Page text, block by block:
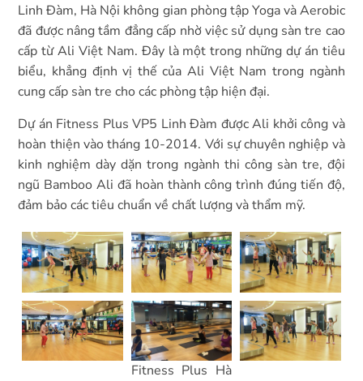
Linh Đàm, Hà Nội không gian phòng tập Yoga và Aerobic
đã được nâng tầm đẳng cấp nhờ việc sử dụng sàn tre cao
cấp từ Ali Việt Nam. Đây là một trong những dự án tiêu
biểu, khẳng định vị thế của Ali Việt Nam trong ngành
cung cấp sàn tre cho các phòng tập hiện đại.
Dự án Fitness Plus VP5 Linh Đàm được Ali khởi công và
hoàn thiện vào tháng 10-2014. Với sự chuyên nghiệp và
kinh nghiệm dày dặn trong ngành thi công sàn tre, đội
ngũ Bamboo Ali đã hoàn thành công trình đúng tiến độ,
đảm bảo các tiêu chuẩn về chất lượng và thẩm mỹ.
Fitness Plus Hà